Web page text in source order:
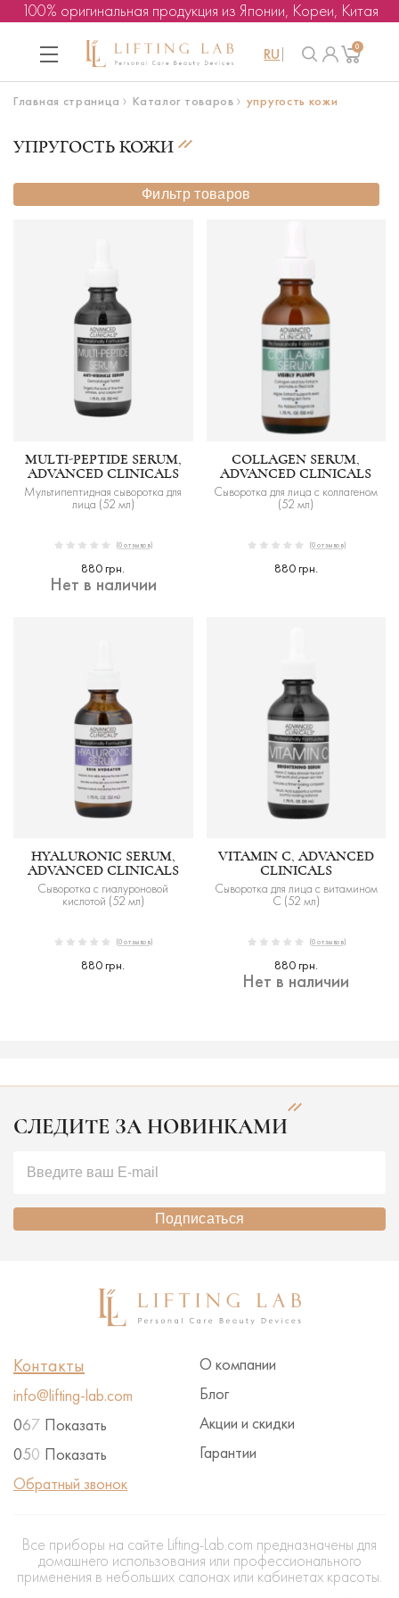
100% оригинальная продукция из Японии, Кореи, Китая
RU 0
Главная страница Каталог товаров упругость кожи
УПРУГОСТЬ КОЖИ
Фильтр товаров
MULTI-PEPTIDE SERUM,
ADVANCED CLINICALS
Мультипептидная сыворотка для
лица (52 мл)
(0 отзывов)
880 грн.
Нет в наличии
COLLAGEN SERUM,
ADVANCED CLINICALS
Сыворотка для лица с коллагеном
(52 мл)
(0 отзывов)
880 грн.
HYALURONIC SERUM,
ADVANCED CLINICALS
Сыворотка с гиалуроновой
кислотой (52 мл)
(0 отзывов)
880 грн.
VITAMIN C, ADVANCED
CLINICALS
Сыворотка для лица с витамином
C (52 мл)
(0 отзывов)
880 грн.
Нет в наличии
СЛЕДИТЕ ЗА НОВИНКАМИ
Подписаться
О компании
Блог
Акции и скидки
Гарантии
Контакты
info@lifting-lab.com
067 Показать
050 Показать
Обратный звонок
Все приборы на сайте Lifting-Lab.com предназначены для
домашнего использования или профессионального
применения в небольших салонах или кабинетах красоты.